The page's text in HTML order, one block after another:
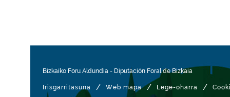
Bizkaiko Foru Aldundia - Diputación Foral de Bizkaia
Irisgarritasuna / Web mapa / Lege-oharra /